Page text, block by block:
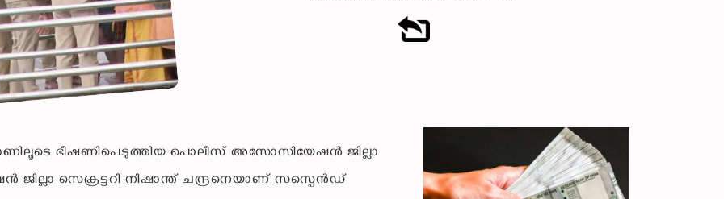
ഭീഷണിപെടുത്തിയ പൊലീസ് അസോസിയേഷൻ ജില്ലാ
സെക്രട്ടറി നിഷാന്ത് ചന്ദ്രനെയാണ് സസ്പെൻഡ്